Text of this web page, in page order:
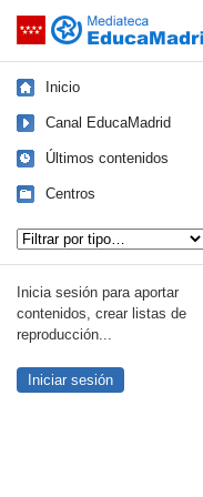
Saltar navegación
Inicio
Canal EducaMadrid
Últimos contenidos
Centros
Inicia sesión para aportar
contenidos, crear listas de
reproducción...
Iniciar sesión